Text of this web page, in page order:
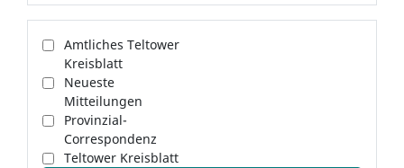
Amtliches Teltower
Kreisblatt
Neueste
Mitteilungen
Provinzial-
Correspondenz
Teltower Kreisblatt